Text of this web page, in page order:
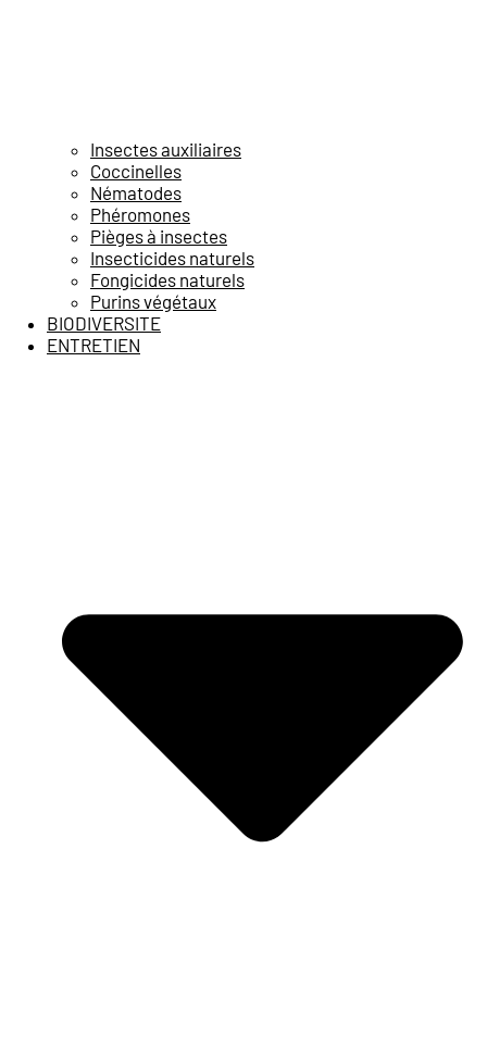
Insectes auxiliaires
Coccinelles
Nématodes
Phéromones
Pièges à insectes
Insecticides naturels
Fongicides naturels
Purins végétaux
BIODIVERSITE
ENTRETIEN